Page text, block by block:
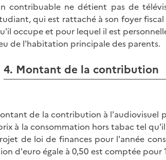
contribuable ne détient pas de
qui est rattaché à son foyer
occupe et pour lequel il est
de l'habitation principale des parents.
4. Montant de la contribution
de la contribution à l'audiovisuel
à la consommation hors tabac tel
de loi de finances pour l'année
d'euro égale à 0,50 est comptée pour